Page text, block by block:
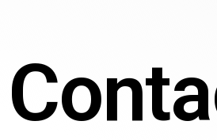
engorrosas
encuestas
de
satisfacción!